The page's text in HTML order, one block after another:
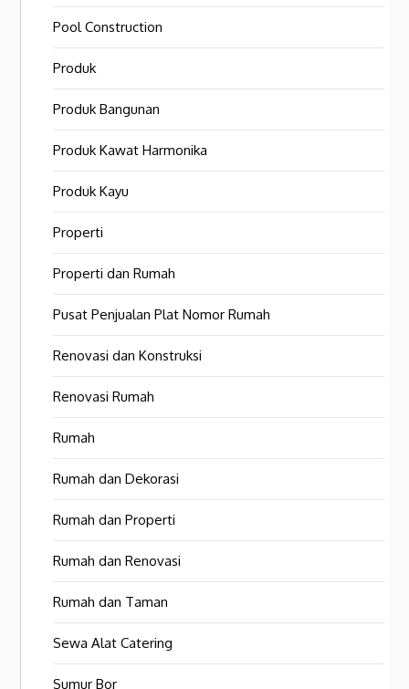
Pool Construction
Produk
Produk Bangunan
Produk Kawat Harmonika
Produk Kayu
Properti
Properti dan Rumah
Pusat Penjualan Plat Nomor Rumah
Renovasi dan Konstruksi
Renovasi Rumah
Rumah
Rumah dan Dekorasi
Rumah dan Properti
Rumah dan Renovasi
Rumah dan Taman
Sewa Alat Catering
Sumur Bor